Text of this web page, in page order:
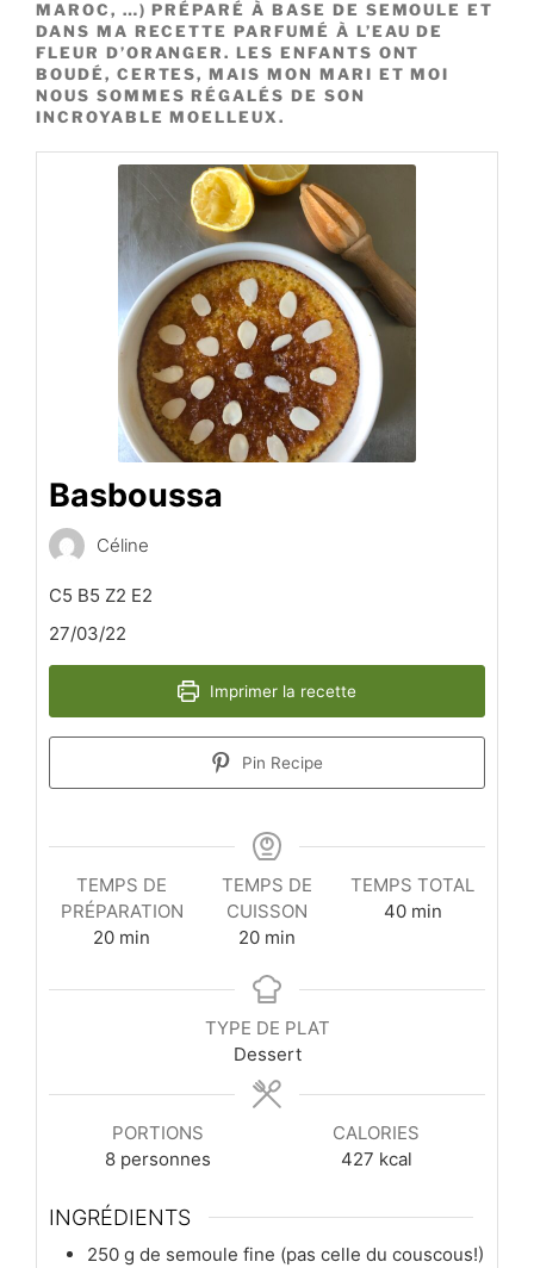
MAROC, …) PRÉPARÉ À BASE DE SEMOULE ET
DANS MA RECETTE PARFUMÉ À L’EAU DE
FLEUR D’ORANGER. LES ENFANTS ONT
BOUDÉ, CERTES, MAIS MON MARI ET MOI
NOUS SOMMES RÉGALÉS DE SON
INCROYABLE MOELLEUX.
Basboussa
Céline
C5 B5 Z2 E2
27/03/22
Imprimer la recette
Pin Recipe
TEMPS DE
PRÉPARATION
20minutes
min
TEMPS DE
CUISSON
20minutes
min
TEMPS TOTAL
40minutes
min
TYPE DE PLAT
Dessert
PORTIONS
8 personnes
CALORIES
427 kcal
INGRÉDIENTS
250 g de semoule fine (pas celle du couscous!)